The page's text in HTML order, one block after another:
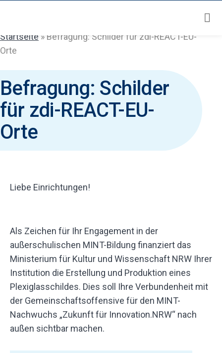
springen
Startseite » Befragung: Schilder für zdi-REACT-EU-
Orte
Befragung: Schilder
für zdi-REACT-EU-
Orte
Liebe Einrichtungen!
Als Zeichen für Ihr Engagement in der
außerschulischen MINT-Bildung finanziert das
Ministerium für Kultur und Wissenschaft NRW Ihrer
Institution die Erstellung und Produktion eines
Plexiglasschildes. Dies soll Ihre Verbundenheit mit
der Gemeinschaftsoffensive für den MINT-
Nachwuchs „Zukunft für Innovation.NRW“ nach
außen sichtbar machen.